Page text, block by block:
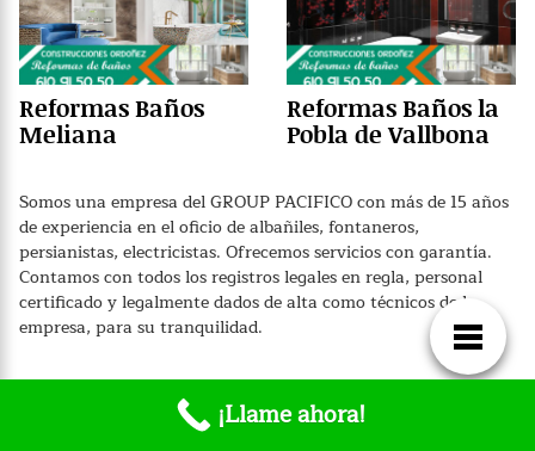
Reformas Baños
Meliana
Reformas Baños la
Pobla de Vallbona
Somos una empresa del GROUP PACIFICO con más de 15 años
de experiencia en el oficio de albañiles, fontaneros,
persianistas, electricistas. Ofrecemos servicios con garantía.
Contamos con todos los registros legales en regla, personal
certificado y legalmente dados de alta como técnicos de la
empresa, para su tranquilidad.
¡Llame ahora!